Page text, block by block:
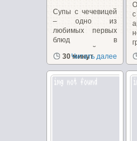
Супы с чечевицей
– одно из
любимых первых
блюд в
закавказской
кухне, в Армении...
30 минут
Читать далее